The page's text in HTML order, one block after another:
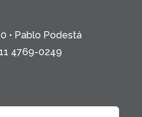
• Pablo Podestá
4769-0249